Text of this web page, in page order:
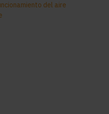
del aire